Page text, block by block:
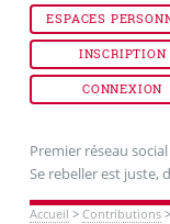
ESPACES
INSCRIPTION
CONNEXION
Premier réseau
Se rebeller est juste,
Accueil > Contributions>